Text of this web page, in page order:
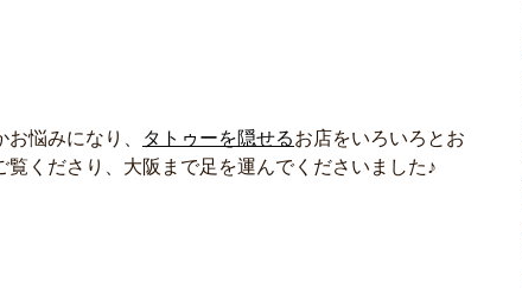
悩みになり、 タトゥーを隠せるお店をいろいろとお
覧くださり、大阪まで足を運んでくださいました♪